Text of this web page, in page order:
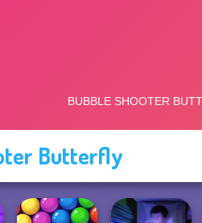
Butterfly